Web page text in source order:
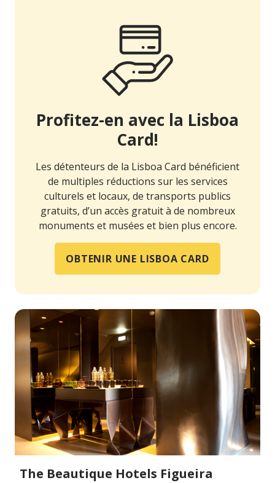
Profitez-en avec la Lisboa
Card!
Les détenteurs de la Lisboa Card bénéficient
de multiples réductions sur les services
culturels et locaux, de transports publics
gratuits, d’un accès gratuit à de nombreux
monuments et musées et bien plus encore.
OBTENIR UNE LISBOA CARD
The Beautique Hotels Figueira